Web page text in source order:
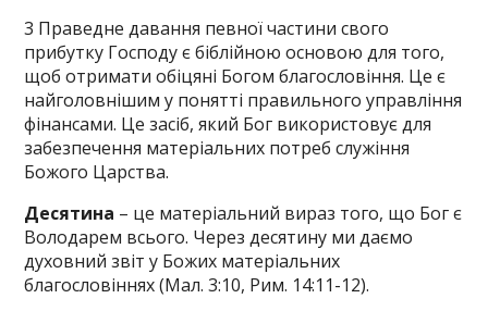
3 Праведне давання певної частини свого
прибутку Господу є біблійною основою для того,
щоб отримати обіцяні Богом благословіння. Це є
найголовнішим у понятті правильного управління
фінансами. Це засіб, який Бог використовує для
забезпечення матеріальних потреб служіння
Божого Царства.
Десятина – це матеріальний вираз того, що Бог є
Володарем всього. Через десятину ми даємо
духовний звіт у Божих матеріальних
благословіннях (Мал. 3:10, Рим. 14:11-12).